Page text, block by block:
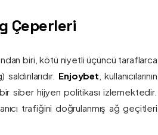
Çeperleri
biri, kötü niyetli üçüncü taraflarca
Enjoybet , kullanıcılarının
siber hijyen politikası izlemektedir.
trafiğini doğrulanmış ağ geçitleri